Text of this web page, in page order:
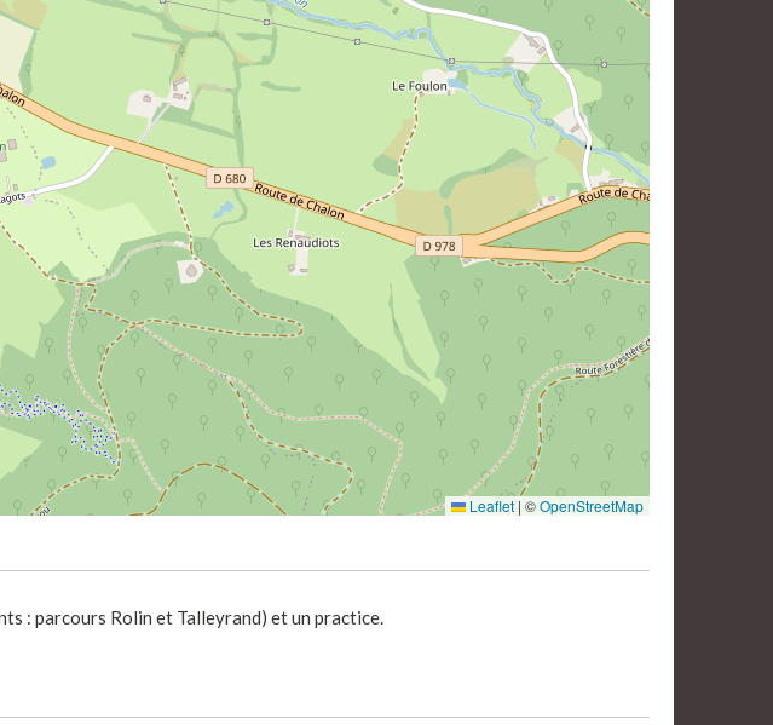
Leaflet | ©OpenStreetMap
: parcours Rolin et Talleyrand) et un practice.